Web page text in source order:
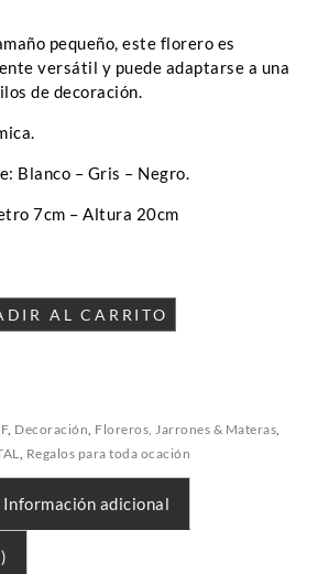
pequeño, este florero es
versátil y puede adaptarse a una
de decoración.
Blanco – Gris – Negro.
7cm – Altura 20cm
AL CARRITO
, Decoración Floreros, Jarrones & Materas
Regalos para toda ocación
Información adicional